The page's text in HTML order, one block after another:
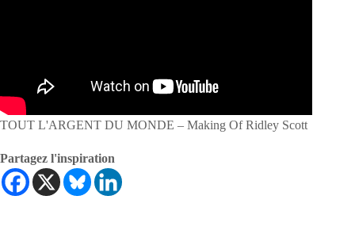
TOUT L'ARGENT DU MONDE – Making Of Ridley Scott
Partagez l'inspiration